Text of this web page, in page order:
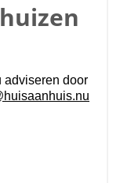
adviseren door